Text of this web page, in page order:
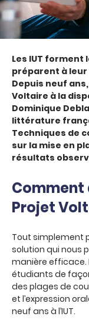
Les IUT
préparent à
Depuis neuf
Voltaire à la
Dominique
littérature
Techniques de
sur la mise en
résultats
Comment
Projet
Tout simplement
solution qui nous
manière efficace.
étudiants de
des plages de
et l’expression
neuf ans à l’IUT.